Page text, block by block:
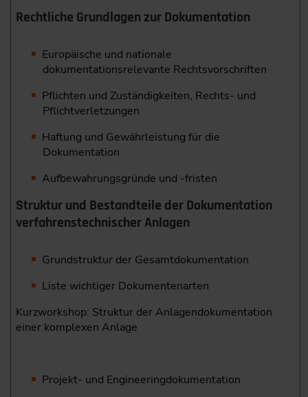
Rechtliche Grundlagen zur Dokumentation
Europäische und nationale
dokumentationsrelevante Rechtsvorschriften
Pflichten und Zuständigkeiten, Rechts- und
Pflichtverletzungen
Haftung und Gewährleistung für die
Dokumentation
Aufbewahrungsgründe und -fristen
Struktur und Bestandteile der Dokumentation
verfahrens­technischer Anlagen
Grundstruktur der Gesamtdokumentation
Liste wichtiger Dokumentenarten
Kurzworkshop: Struktur der Anlagendokumentation
einer komplexen Anlage
Projekt- und Engineeringdokumentation